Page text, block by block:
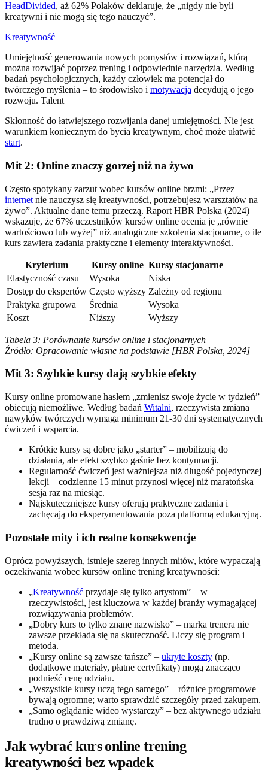
HeadDivided, aż 62% Polaków deklaruje, że „nigdy nie byli
kreatywni i nie mogą się tego nauczyć”.
Kreatywność
Umiejętność generowania nowych pomysłów i rozwiązań, którą
można rozwijać poprzez trening i odpowiednie narzędzia. Według
badań psychologicznych, każdy człowiek ma potencjał do
twórczego myślenia – to środowisko i motywacja decydują o jego
rozwoju. Talent
Skłonność do łatwiejszego rozwijania danej umiejętności. Nie jest
warunkiem koniecznym do bycia kreatywnym, choć może ułatwić
start.
Mit 2: Online znaczy gorzej niż na żywo
Często spotykany zarzut wobec kursów online brzmi: „Przez
internet nie nauczysz się kreatywności, potrzebujesz warsztatów na
żywo”. Aktualne dane temu przeczą. Raport HBR Polska (2024)
wskazuje, że 67% uczestników kursów online ocenia je „równie
wartościowo lub wyżej” niż analogiczne szkolenia stacjonarne, o ile
kurs zawiera zadania praktyczne i elementy interaktywności.
Kryterium Kursy online Kursy stacjonarne
Elastyczność czasu
Wysoka
Niska
Dostęp do ekspertów Często wyższy Zależny od regionu
Praktyka grupowa
Średnia
Wysoka
Koszt
Niższy Wyższy
Tabela 3: Porównanie kursów online i stacjonarnych
Źródło: Opracowanie własne na podstawie [HBR Polska, 2024]
Mit 3: Szybkie kursy dają szybkie efekty
Kursy online promowane hasłem „zmienisz swoje życie w tydzień”
obiecują niemożliwe. Według badań Witalni, rzeczywista zmiana
nawyków twórczych wymaga minimum 21-30 dni systematycznych
ćwiczeń i wsparcia.
Krótkie kursy są dobre jako „starter” – mobilizują do
działania, ale efekt szybko gaśnie bez kontynuacji.
Regularność ćwiczeń jest ważniejsza niż długość pojedynczej
lekcji – codzienne 15 minut przynosi więcej niż maratońska
sesja raz na miesiąc.
Najskuteczniejsze kursy oferują praktyczne zadania i
zachęcają do eksperymentowania poza platformą edukacyjną.
Pozostałe mity i ich realne konsekwencje
Oprócz powyższych, istnieje szereg innych mitów, które wypaczają
oczekiwania wobec kursów online trening kreatywności:
„Kreatywność przydaje się tylko artystom” – w
rzeczywistości, jest kluczowa w każdej branży wymagającej
rozwiązywania problemów.
„Dobry kurs to tylko znane nazwisko” – marka trenera nie
zawsze przekłada się na skuteczność. Liczy się program i
metoda.
„Kursy online są zawsze tańsze” – ukryte koszty (np.
dodatkowe materiały, płatne certyfikaty) mogą znacząco
podnieść cenę udziału.
„Wszystkie kursy uczą tego samego” – różnice programowe
bywają ogromne; warto sprawdzić szczegóły przed zakupem.
„Samo oglądanie wideo wystarczy” – bez aktywnego udziału
trudno o prawdziwą zmianę.
Jak wybrać kurs online trening
kreatywności bez wpadek